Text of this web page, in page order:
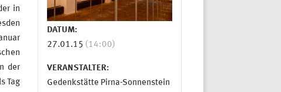
DATUM:
27.01.15 (14:00)
VERANSTALTER:
Gedenkstätte Pirna-Sonnenstein
in
der
Tag